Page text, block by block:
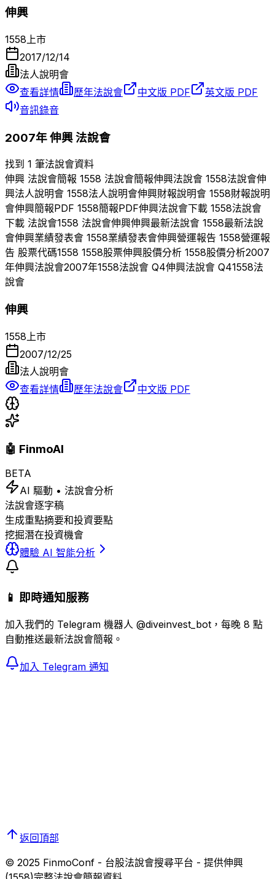
伸興
1558上市
2017/12/14
法人說明會
查看詳情
歷年法說會 中文版 PDF
英文版 PDF
音訊錄音
2007年伸興法說會
找到 1 筆法說會資料
伸興 法說會簡報 1558 法說會簡報伸興法說會 1558法說會伸
興法人說明會 1558法人說明會伸興財報說明會 1558財報說明
會伸興簡報PDF 1558簡報PDF伸興法說會下載 1558法說會
下載 法說會1558 法說會伸興伸興最新法說會 1558最新法說
會伸興業績發表會 1558業績發表會伸興營運報告 1558營運報
告 股票代碼1558 1558股票伸興股價分析 1558股價分析2007
年伸興法說會2007年1558法說會 Q4伸興法說會 Q41558法
說會
伸興
1558 上市
2007/12/25
法人說明會
查看詳情
歷年法說會 中文版 PDF
🤖 FinmoAI
BETA
AI 驅動 • 法說會分析
法說會逐字稿
生成重點摘要和投資要點
挖掘潛在投資機會
體驗 AI 智能分析
📱 即時通知服務
加入我們的 Telegram 機器人 @diveinvest_bot，每晚 8 點
自動推送最新法說會簡報。
加入 Telegram 通知
返回頂部
© 2025 FinmoConf - 台股法說會搜尋平台 - 提供伸興